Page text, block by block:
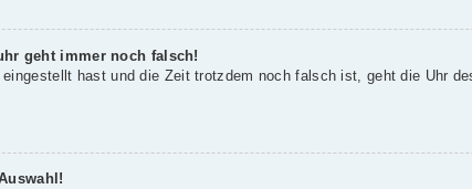
geht immer noch falsch!
hast und die Zeit trotzdem noch falsch ist, geht die Uhr